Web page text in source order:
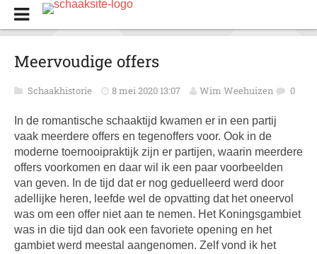
Meervoudige offers
Schaakhistorie 8 mei 2020 13:07 Wim Weehuizen 0
In de romantische schaaktijd kwamen er in een partij
vaak meerdere offers en tegenoffers voor. Ook in de
moderne toernooipraktijk zijn er partijen, waarin meerdere
offers voorkomen en daar wil ik een paar voorbeelden
van geven. In de tijd dat er nog geduelleerd werd door
adellijke heren, leefde wel de opvatting dat het oneervol
was om een offer niet aan te nemen. Het Koningsgambiet
was in die tijd dan ook een favoriete opening en het
gambiet werd meestal aangenomen. Zelf vond ik het